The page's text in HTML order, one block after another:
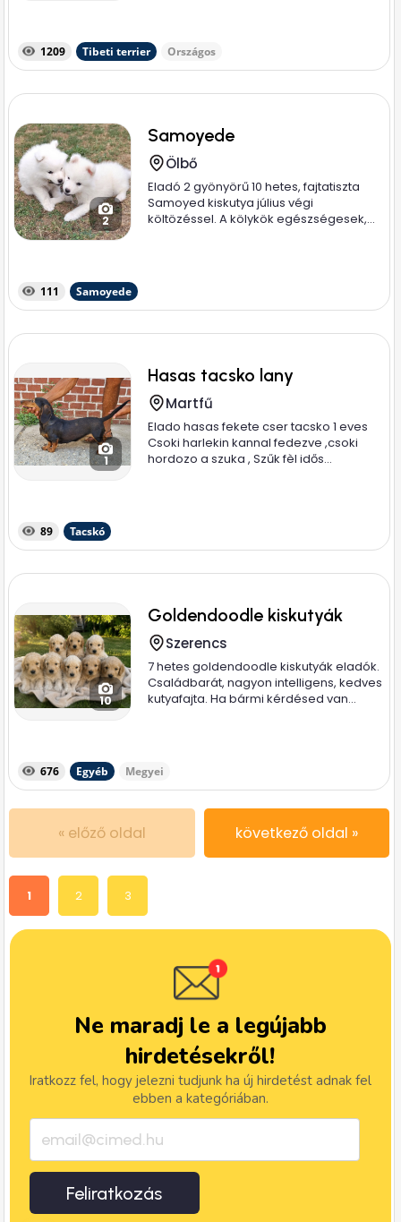
1209 Tibeti terrier Országos
2
Samoyede
Ölbő
Eladó 2 gyönyörű 10 hetes, fajtatiszta
Samoyed kiskutya július végi
költözéssel. A kölykök egészségesek,...
111 Samoyede
1
Hasas tacsko lany
Martfű
Elado hasas fekete cser tacsko 1 eves
Csoki harlekin kannal fedezve ,csoki
hordozo a szuka , Szűk fèl idős...
89 Tacskó
10
Goldendoodle kiskutyák
Szerencs
7 hetes goldendoodle kiskutyák eladók.
Családbarát, nagyon intelligens, kedves
kutyafajta. Ha bármi kérdésed van...
676 Egyéb Megyei
« előző oldal következő oldal »
1 2 3
Ne maradj le a legújabb
hirdetésekről!
Iratkozz fel, hogy jelezni tudjunk ha új hirdetést adnak fel
ebben a kategóriában.
Feliratkozás